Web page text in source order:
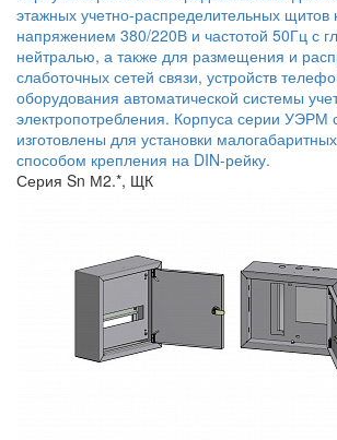
этажных учетно-распределительных
напряжением 380/220В и частотой 50Гц с
нейтралью, а также для размещения и
слаботочных сетей связи, устройств
оборудования автоматической системы
электропотребления. Корпуса серии УЭРМ
изготовлены для установки
способом крепления на DIN-рейку.
Серия Sn М2.*, ЩК